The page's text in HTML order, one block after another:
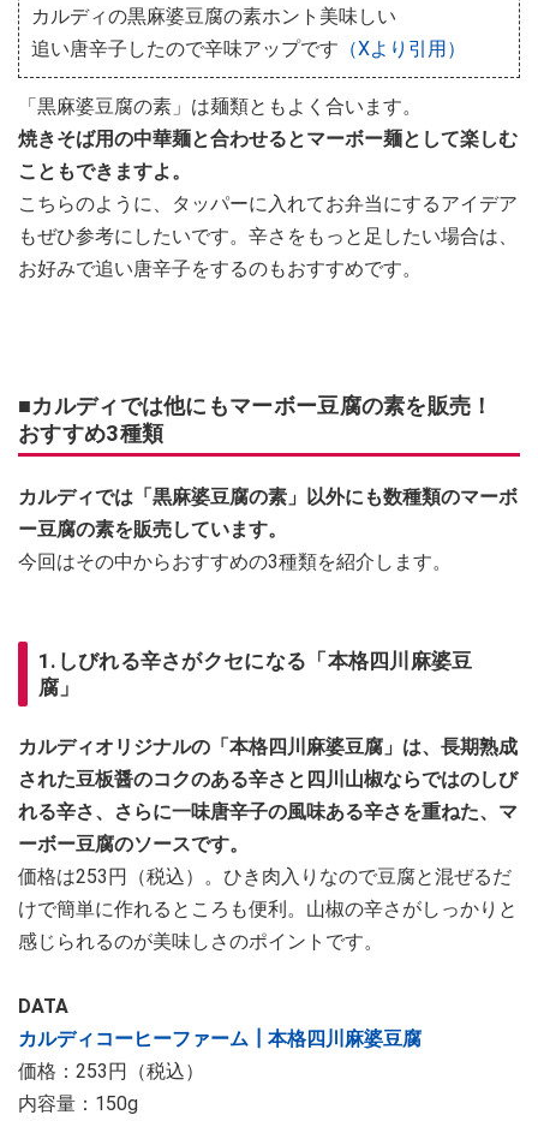
カルディの黒麻婆豆腐の素ホント美味しい
追い唐辛子したので辛味アップです （Xより引用）
「黒麻婆豆腐の素」は麺類ともよく合います。
焼きそば用の中華麺と合わせるとマーボー麺として楽しむ
こともできますよ。
こちらのように、タッパーに入れてお弁当にするアイデア
もぜひ参考にしたいです。辛さをもっと足したい場合は、
お好みで追い唐辛子をするのもおすすめです。
■カルディでは他にもマーボー豆腐の素を販売！
おすすめ3種類
カルディでは「黒麻婆豆腐の素」以外にも数種類のマーボ
ー豆腐の素を販売しています。
今回はその中からおすすめの3種類を紹介します。
1.しびれる辛さがクセになる「本格四川麻婆豆
腐」
カルディオリジナルの「本格四川麻婆豆腐」は、長期熟成
された豆板醤のコクのある辛さと四川山椒ならではのしび
れる辛さ、さらに一味唐辛子の風味ある辛さを重ねた、マ
ーボー豆腐のソースです。
価格は253円（税込）。ひき肉入りなので豆腐と混ぜるだ
けで簡単に作れるところも便利。山椒の辛さがしっかりと
感じられるのが美味しさのポイントです。
DATA
カルディコーヒーファーム┃本格四川麻婆豆腐
価格：253円（税込）
内容量：150g